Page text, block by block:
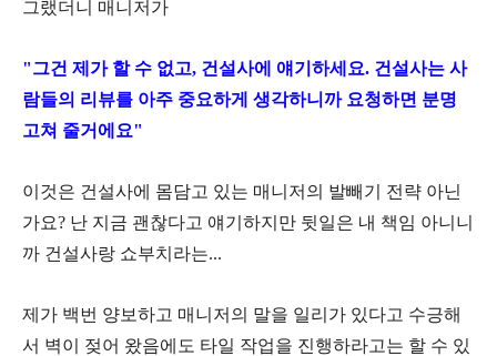
그랬더니 매니저가
"그건 제가 할 수 없고, 건설사에 얘기하세요. 건설사는 사
람들의 리뷰를 아주 중요하게 생각하니까 요청하면 분명
고쳐 줄거에요"
이것은 건설사에 몸담고 있는 매니저의 발빼기 전략 아닌
가요? 난 지금 괜찮다고 얘기하지만 뒷일은 내 책임 아니니
까 건설사랑 쇼부치라는...
제가 백번 양보하고 매니저의 말을 일리가 있다고 수긍해
서 벽이 젖어 왔음에도 타일 작업을 진행하라고는 할 수 있